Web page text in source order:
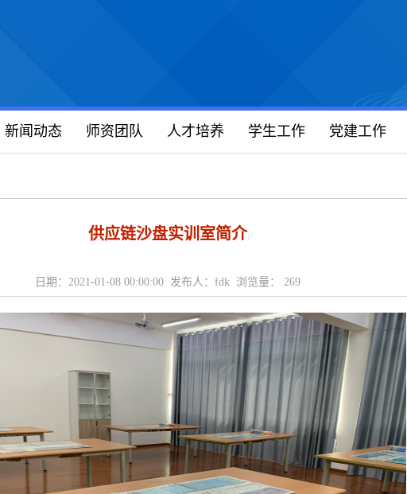
新闻动态 师资团队 人才培养 学生工作 党建工作
供应链沙盘实训室简介
日期：2021-01-08 00:00:00 发布人：fdk 浏览量： 269